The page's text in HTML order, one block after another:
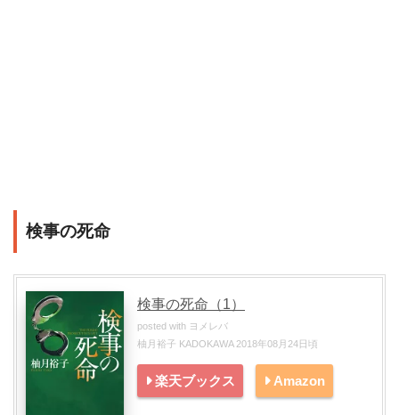
検事の死命
検事の死命（1）
posted with ヨメレバ
柚月裕子 KADOKAWA 2018年08月24日頃
楽天ブックス Amazon